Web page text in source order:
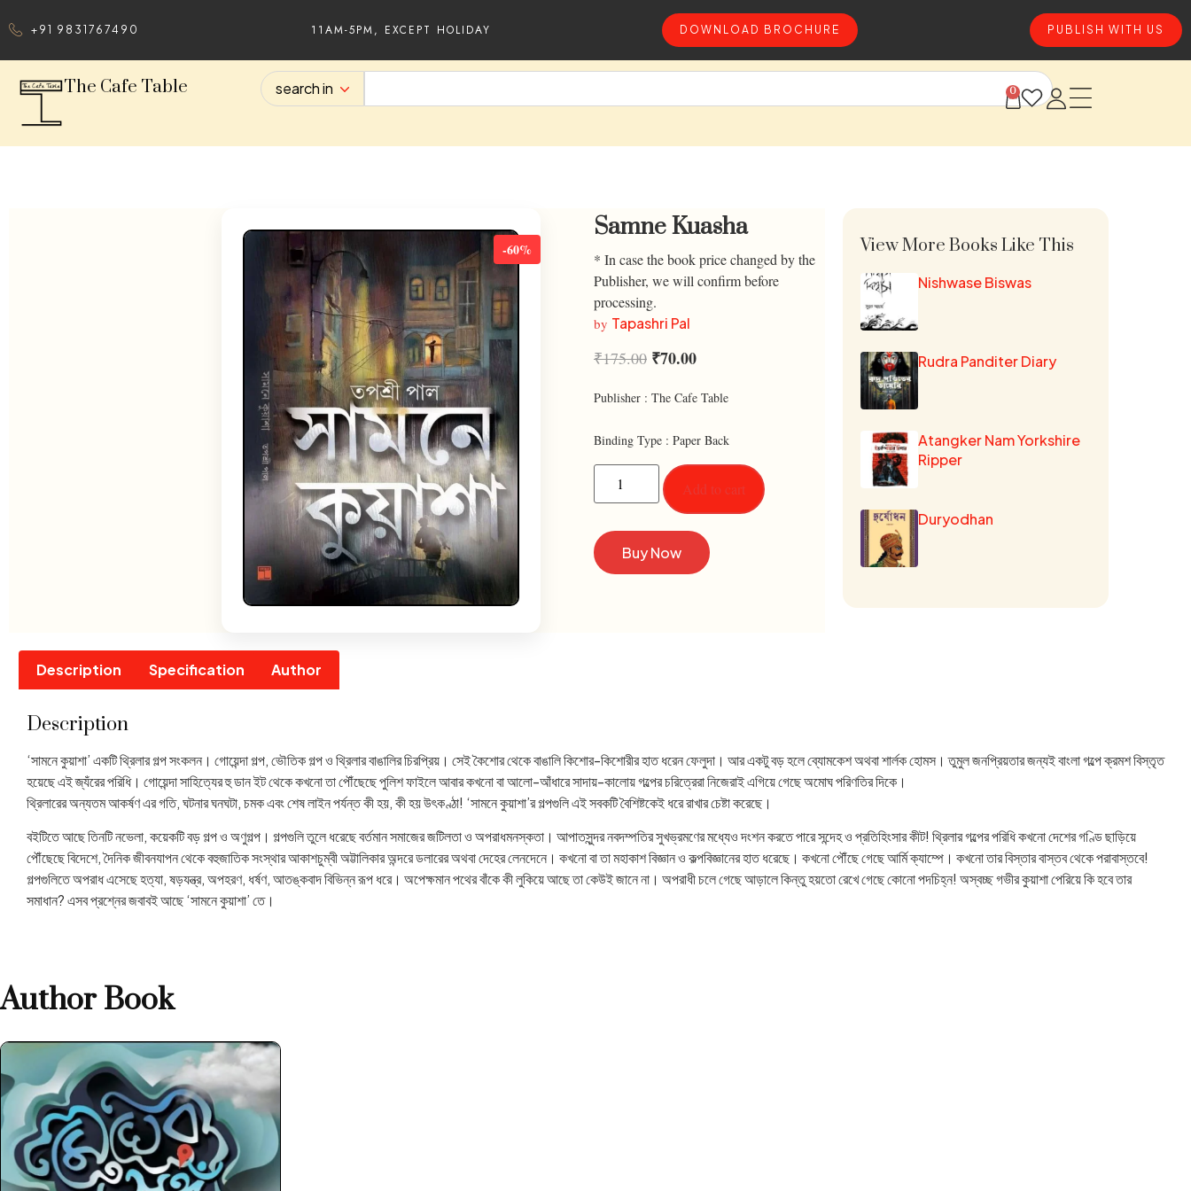
+91 9831767490 11AM-5PM, EXCEPT HOLIDAY DOWNLOAD BROCHURE PUBLISH WITH US
The Cafe Table search in 0
-60%
Samne Kuasha
* In case the book price changed by the
Publisher, we will confirm before
processing.
by Tapashri Pal
₹175.00 ₹70.00
Publisher : The Cafe Table
Binding Type : Paper Back
Add to cart
Buy Now
View More Books Like This
Nishwase Biswas
Rudra Panditer Diary
Atangker Nam Yorkshire
Ripper
Duryodhan
Description Specification Author
Description
‘সামনে কুয়াশা’ একটি থ্রিলার গল্প সংকলন। গোয়েন্দা গল্প, ভৌতিক গল্প ও থ্রিলার বাঙালির চিরপ্রিয়। সেই কৈশোর থেকে বাঙালি কিশোর-কিশোরীর হাত ধরেন ফেলুদা। আর একটু বড় হলে ব্যোমকেশ অথবা শার্লক হোমস। তুমুল জনপ্রিয়তার জন্যই বাংলা গল্পে ক্রমশ বিস্তৃত
হয়েছে এই জ্যঁরের পরিধি। গোয়েন্দা সাহিত্যের হু ডান ইট থেকে কখনো তা পৌঁছেছে পুলিশ ফাইলে আবার কখনো বা আলো-আঁধারে সাদায়-কালোয় গল্পের চরিত্রেরা নিজেরাই এগিয়ে গেছে অমোঘ পরিণতির দিকে।
থ্রিলারের অন্যতম আকর্ষণ এর গতি, ঘটনার ঘনঘটা, চমক এবং শেষ লাইন পর্যন্ত কী হয়, কী হয় উৎকণ্ঠা! ‘সামনে কুয়াশা’র গল্পগুলি এই সবকটি বৈশিষ্টকেই ধরে রাখার চেষ্টা করেছে।
বইটিতে আছে তিনটি নভেলা, কয়েকটি বড় গল্প ও অণুগল্প। গল্পগুলি তুলে ধরেছে বর্তমান সমাজের জটিলতা ও অপরাধমনস্কতা। আপাতসুন্দর নবদম্পতির সুখভ্রমণের মধ্যেও দংশন করতে পারে সন্দেহ ও প্রতিহিংসার কীট! থ্রিলার গল্পের পরিধি কখনো দেশের গণ্ডি ছাড়িয়ে
পৌঁছেছে বিদেশে, দৈনিক জীবনযাপন থেকে বহুজাতিক সংস্থার আকাশচুম্বী অট্টালিকার অন্দরে ডলারের অথবা দেহের লেনদেনে। কখনো বা তা মহাকাশ বিজ্ঞান ও কল্পবিজ্ঞানের হাত ধরেছে। কখনো পৌঁছে গেছে আর্মি ক্যাম্পে। কখনো তার বিস্তার বাস্তব থেকে পরাবাস্তবে!
গল্পগুলিতে অপরাধ এসেছে হত্যা, ষড়যন্ত্র, অপহরণ, ধর্ষণ, আতঙ্কবাদ বিভিন্ন রূপ ধরে। অপেক্ষমান পথের বাঁকে কী লুকিয়ে আছে তা কেউই জানে না। অপরাধী চলে গেছে আড়ালে কিন্তু হয়তো রেখে গেছে কোনো পদচিহ্ন! অস্বচ্ছ গভীর কুয়াশা পেরিয়ে কি হবে তার
সমাধান? এসব প্রশ্নের জবাবই আছে ‘সামনে কুয়াশা’ তে।
Author Book